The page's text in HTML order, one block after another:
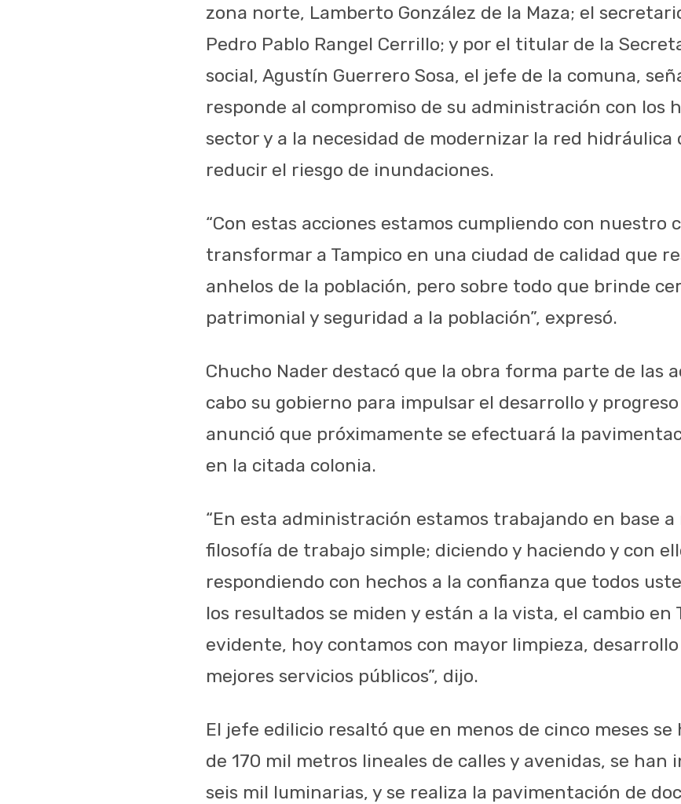
zona norte, Lamberto González de la Maza; el
Pedro Pablo Rangel Cerrillo; y por el titular de la
social, Agustín Guerrero Sosa, el jefe de la comuna,
responde al compromiso de su administración con los
sector y a la necesidad de modernizar la red hidráulica
reducir el riesgo de inundaciones.
“Con estas acciones estamos cumpliendo con nuestro
transformar a Tampico en una ciudad de calidad que
anhelos de la población, pero sobre todo que brinde
patrimonial y seguridad a la población”, expresó.
Chucho Nader destacó que la obra forma parte de las
cabo su gobierno para impulsar el desarrollo y
anunció que próximamente se efectuará la
en la citada colonia.
“En esta administración estamos trabajando en base
filosofía de trabajo simple; diciendo y haciendo y con
respondiendo con hechos a la confianza que todos
los resultados se miden y están a la vista, el cambio en
evidente, hoy contamos con mayor limpieza,
mejores servicios públicos”, dijo.
El jefe edilicio resaltó que en menos de cinco meses se
de 170 mil metros lineales de calles y avenidas, se han
seis mil luminarias, y se realiza la pavimentación de